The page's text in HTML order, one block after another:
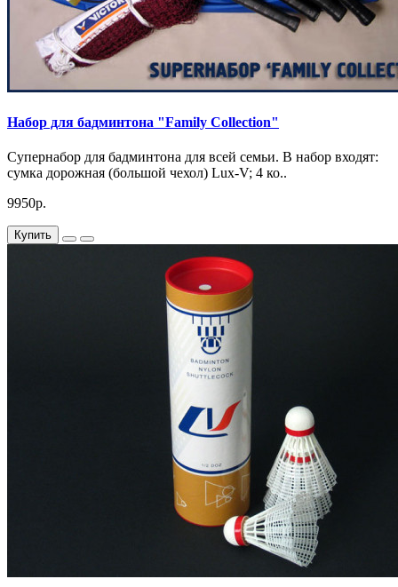
Набор для бадминтона "Family Collection"
Cупернабор для бадминтона для всей семьи. В набор входят:
сумка дорожная (большой чехол) Lux-V; 4 ко..
9950р.
Купить